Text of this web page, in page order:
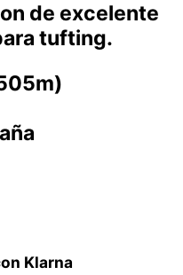
de excelente
tufting.
Klarna